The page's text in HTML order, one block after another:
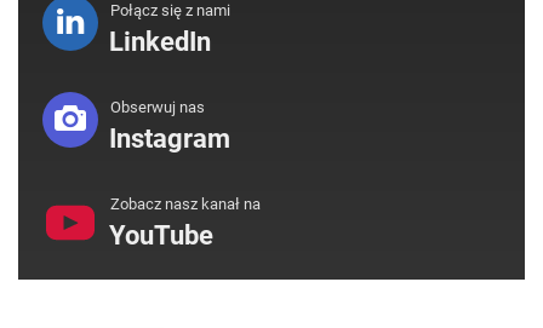
Połącz się z nami
LinkedIn
Obserwuj nas
Instagram
Zobacz nasz kanał na
YouTube